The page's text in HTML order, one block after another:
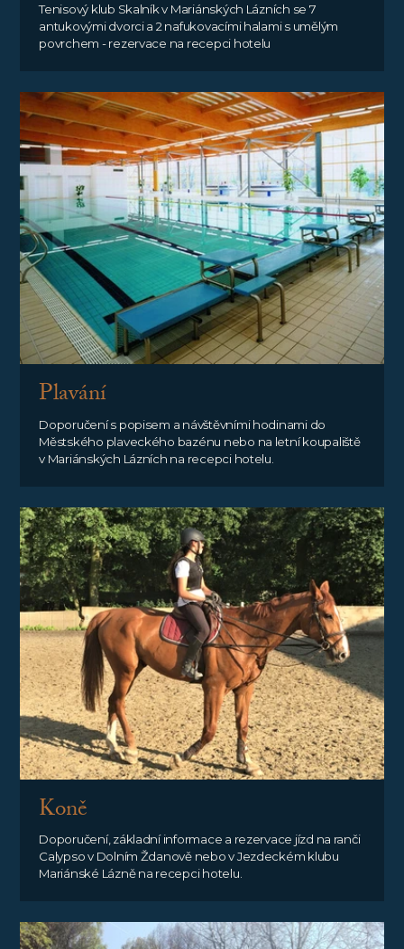
Tenisový klub Skalník v Mariánských Lázních se 7
antukovými dvorci a 2 nafukovacími halami s umělým
povrchem - rezervace na recepci hotelu
Plavání
Doporučení s popisem a návštěvními hodinami do
Městského plaveckého bazénu nebo na letní koupaliště
v Mariánských Lázních na recepci hotelu.
Koně
Doporučení, základní informace a rezervace jízd na ranči
Calypso v Dolním Ždanově nebo v Jezdeckém klubu
Mariánské Lázně na recepci hotelu.